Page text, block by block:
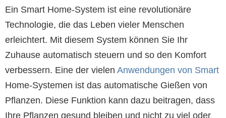
Ein Smart Home-System ist eine revolutionäre
Technologie, die das Leben vieler Menschen
erleichtert. Mit diesem System können Sie Ihr
Zuhause automatisch steuern und so den Komfort
verbessern. Eine der vielen Anwendungen von Smart
Home-Systemen ist das automatische Gießen von
Pflanzen. Diese Funktion kann dazu beitragen, dass
Ihre Pflanzen gesund bleiben und nicht zu viel oder